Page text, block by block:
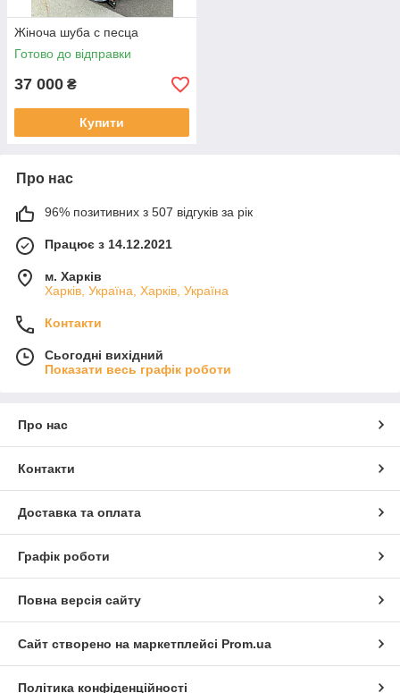
Жіноча шуба с песца
Готово до відправки
37 000 ₴
Купити
Про нас
96% позитивних з 507 відгуків за рік
Працює з 14.12.2021
м. Харків
Харків, Україна, Харків, Україна
Контакти
Сьогодні вихідний
Показати весь графік роботи
Про нас
Контакти
Доставка та оплата
Графік роботи
Повна версія сайту
Сайт створено на маркетплейсі Prom.ua
Політика конфіденційності